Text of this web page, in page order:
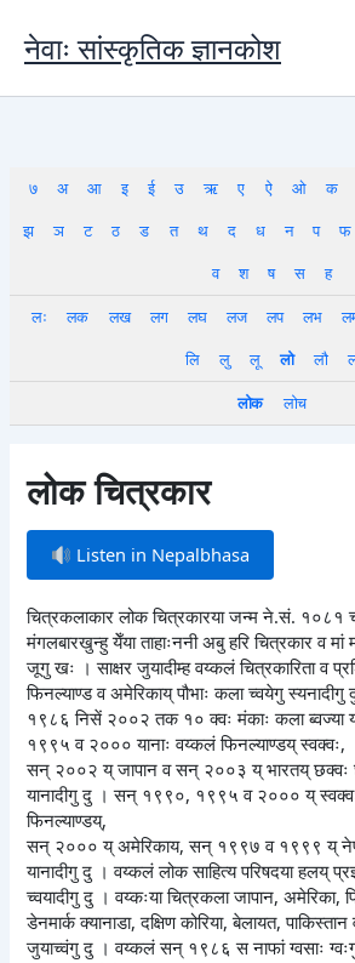
content
नेवाः सांस्कृतिक ज्ञानकोश
७ अ आ इ ई उ ऋ ए ऐ ओ क
झ
ञ ट ठ ड त थ द ध न प फ
व
श ष स
ह
लः
लक लख लग लघ लज लप लभ
लि
लु लू लो लौ
लोक
लोच
लोक चित्रकार
Listen in Nepalbhasa
चित्रकलाकार लोक चित्रकारया जन्म ने.सं. १०८१
मंगलबारखुन्हु येँया ताहाःननी अबु हरि चित्रकार व
जूगु खः । साक्षर जुयादीम्ह वय्कलं चित्रकारिता व
फिनल्याण्ड व अमेरिकाय् पौभाः कला च्वयेगु
१९८६ निसें २००२ तक १० क्वः मंकाः कला ब्वज्या
१९९५ व २००० यानाः वय्कलं फिनल्याण्डय् स्वक्वः,
सन् २००२ य् जापान व सन् २००३ य् भारतय् छक्वः
यानादीगु दु । सन् १९९०, १९९५ व २००० य्
फिनल्याण्डय्,
सन् २००० य् अमेरिकाय, सन् १९९७ व १९९९ य्
यानादीगु दु । वय्कलं लोक साहित्य परिषदया हलय्
च्वयादीगु दु । वय्कःया चित्रकला जापान, अमेरिका,
डेनमार्क क्यानाडा, दक्षिण कोरिया, बेलायत,
जुयाच्वंगु दु । वय्कलं सन् १९८६ स नाफां ग्वसाः ग्वःगु